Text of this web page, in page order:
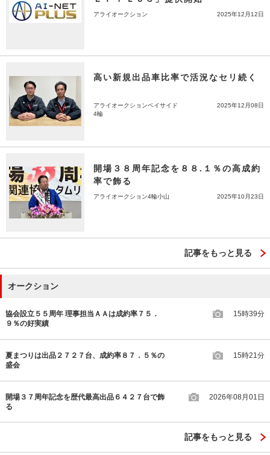
アライオークション 2025年12月12日
高い新規出品車比率で活況なセリ続く
アライオークションベイサイド
4輪
2025年12月08日
開場３８周年記念を８８.１％の高成約
率で飾る
アライオークション4輪小山 2025年10月23日
記事をもっと見る
オークション
協会設立５５周年 理事担当ＡＡは成約率７５．
９％の好実績
15時39分
夏まつりは出品２７２７台、成約率８７．５％の
盛会
15時21分
開場３７周年記念を歴代最高出品６４２７台で飾
る
2026年08月01日
記事をもっと見る